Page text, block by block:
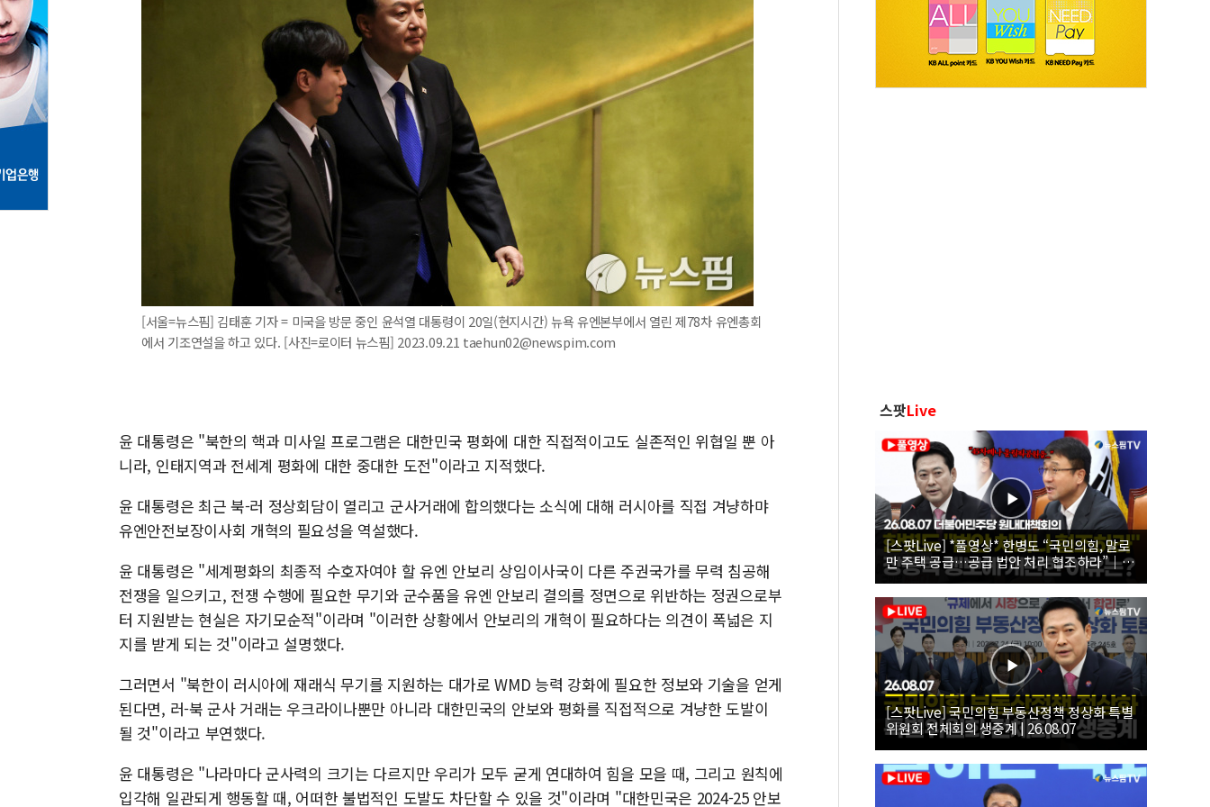
[서울=뉴스핌] 김태훈 기자 = 미국을 방문 중인 윤석열 대통령이 20일(현지시간) 뉴욕 유엔본부에서 열린 제78차 유엔총회
에서 기조연설을 하고 있다. [사진=로이터 뉴스핌] 2023.09.21 taehun02@newspim.com
윤 대통령은 "북한의 핵과 미사일 프로그램은 대한민국 평화에 대한 직접적이고도 실존적인 위협일 뿐 아
니라, 인태지역과 전세계 평화에 대한 중대한 도전"이라고 지적했다.
윤 대통령은 최근 북-러 정상회담이 열리고 군사거래에 합의했다는 소식에 대해 러시아를 직접 겨냥하먀
유엔안전보장이사회 개혁의 필요성을 역설했다.
윤 대통령은 "세계평화의 최종적 수호자여야 할 유엔 안보리 상임이사국이 다른 주권국가를 무력 침공해
전쟁을 일으키고, 전쟁 수행에 필요한 무기와 군수품을 유엔 안보리 결의를 정면으로 위반하는 정권으로부
터 지원받는 현실은 자기모순적"이라며 "이러한 상황에서 안보리의 개혁이 필요하다는 의견이 폭넓은 지
지를 받게 되는 것"이라고 설명했다.
그러면서 "북한이 러시아에 재래식 무기를 지원하는 대가로 WMD 능력 강화에 필요한 정보와 기술을 얻게
된다면, 러-북 군사 거래는 우크라이나뿐만 아니라 대한민국의 안보와 평화를 직접적으로 겨냥한 도발이
될 것"이라고 부연했다.
윤 대통령은 "나라마다 군사력의 크기는 다르지만 우리가 모두 굳게 연대하여 힘을 모을 때, 그리고 원칙에
입각해 일관되게 행동할 때, 어떠한 불법적인 도발도 차단할 수 있을 것"이라며 "대한민국은 2024-25 안보
스팟Live
[스팟Live] *풀영상* 한병도 “국민의힘, 말로
만 주택 공급…공급 법안 처리 협조하라”｜
26.08.07 더불어민주당 원내대책회의
[스팟Live] 국민의힘 부동산정책 정상화 특별
위원회 전체회의 생중계 | 26.08.07